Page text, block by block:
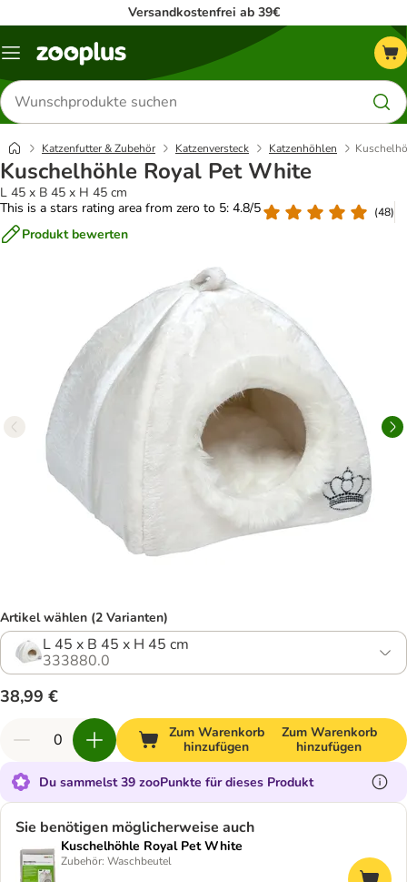
Versandkostenfrei ab 39€
Menü
Produkte
suchen
Katzenfutter & Zubehör Katzenversteck Katzenhöhlen
Kuschelhöhle Royal Pet White
L 45 x B 45 x H 45 cm
This is a stars rating area from zero to 5: 4.8/5
(48)
Produkt bewerten
Artikel wählen (2 Varianten)
L 45 x B 45 x H 45 cm
333880.0
38,99 €
Zum Warenkorb
hinzufügen
Zum Warenkorb
hinzufügen
Du sammelst 39 zooPunkte für dieses Produkt
Sie benötigen möglicherweise auch
Kuschelhöhle Royal Pet White
Zubehör: Waschbeutel